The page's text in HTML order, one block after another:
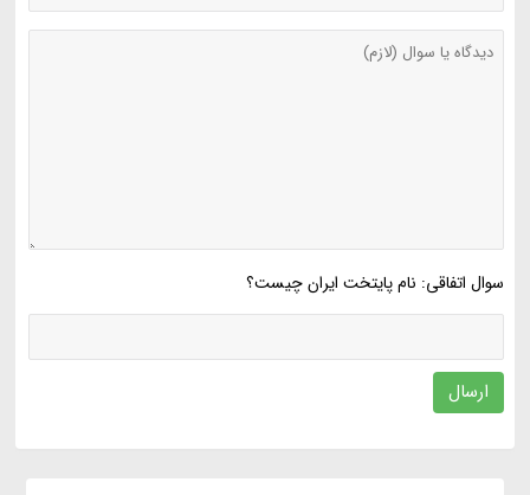
سوال اتفاقی: نام پایتخت ایران چیست؟
ارسال